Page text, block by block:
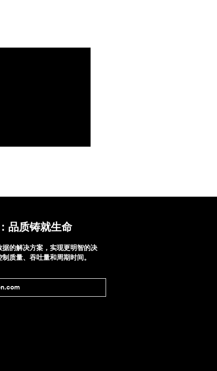
品质铸就生命
据的解决方案，实现更明智的决
质量、吞吐量和周期时间。